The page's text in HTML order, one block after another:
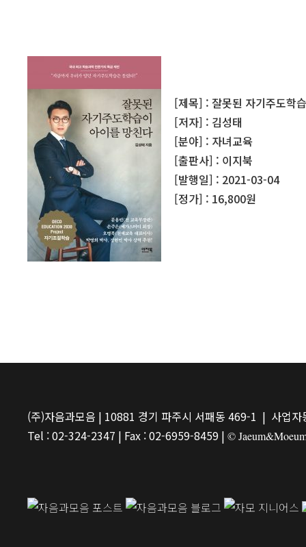
[제목] : 잘못된 자기주도학
[저자] : 김성태
[분야] : 자녀교육
[출판사] : 이지북
[발행일] : 2021-03-04
[정가] : 16,800원
(주)자음과모음 | 10881 경기 파주시 서패동 469-1 | 사업
Tel : 02-324-2347 | Fax : 02-6959-8459 | ©